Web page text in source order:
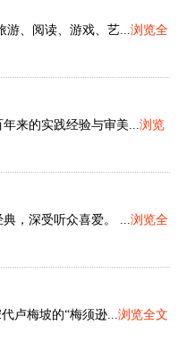
游、阅读、游戏、艺...浏览全
来的实践经验与审美...浏览
，深受听众喜爱。 ...浏览全
卢梅坡的“梅须逊...浏览全文